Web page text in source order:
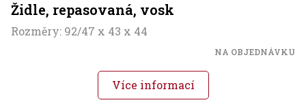
Židle, repasovaná, vosk
Rozměry: 92/47 x 43 x 44
NA OBJEDNÁVKU
Více informací